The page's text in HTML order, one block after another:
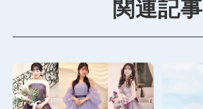
関連記事